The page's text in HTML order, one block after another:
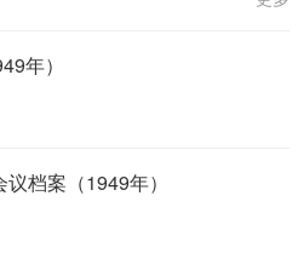
年）
档案（1949年）